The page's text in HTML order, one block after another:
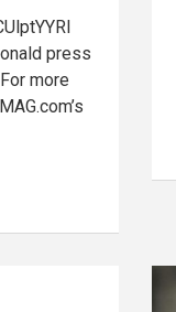
press
more